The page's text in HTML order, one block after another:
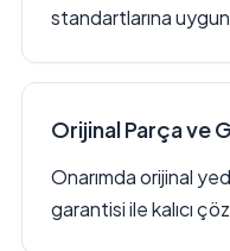
standartlarına
Orijinal Parça ve
Onarımda orijinal
garantisi ile kalıcı